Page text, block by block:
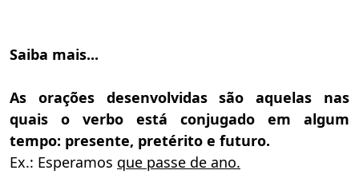
Saiba mais...
As orações desenvolvidas são aquelas nas
quais o verbo está conjugado em algum
tempo: presente, pretérito e futuro.
Ex.: Esperamos que passe de ano.